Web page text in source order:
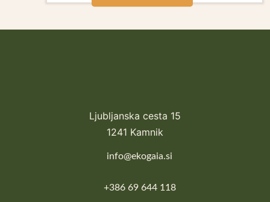
Ljubljanska cesta 15
1241 Kamnik
info@ekogaia.si
+386 69 644 118